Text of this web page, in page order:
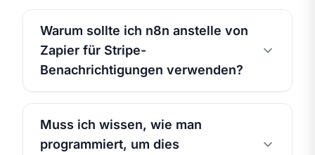
Warum sollte ich n8n anstelle von
Zapier für Stripe-
Benachrichtigungen verwenden?
Muss ich wissen, wie man
programmiert, um dies